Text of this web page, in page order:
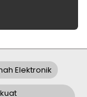
Elektronik